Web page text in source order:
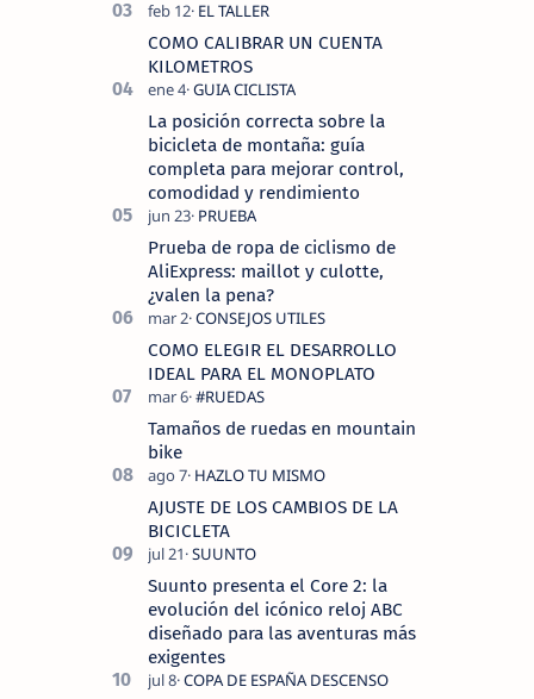
COMO CALIBRAR UN CUENTA
KILOMETROS
La posición correcta sobre la
bicicleta de montaña: guía
completa para mejorar control,
comodidad y rendimiento
Prueba de ropa de ciclismo de
AliExpress: maillot y culotte,
¿valen la pena?
COMO ELEGIR EL DESARROLLO
IDEAL PARA EL MONOPLATO
Tamaños de ruedas en mountain
bike
AJUSTE DE LOS CAMBIOS DE LA
BICICLETA
Suunto presenta el Core 2: la
evolución del icónico reloj ABC
diseñado para las aventuras más
exigentes